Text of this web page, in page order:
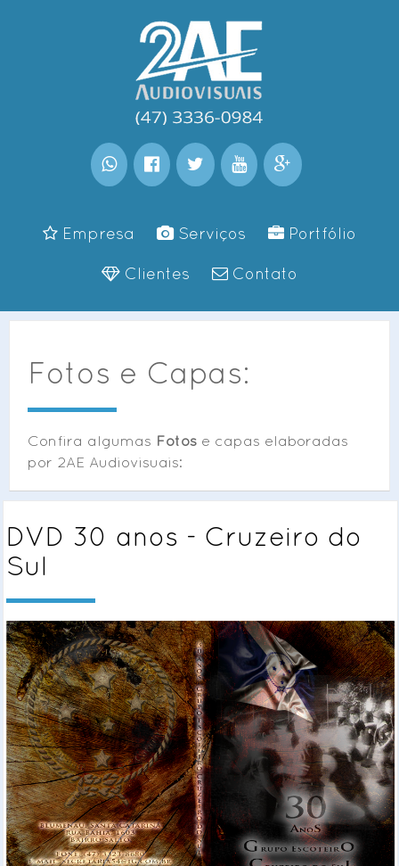
Empresa Serviços Portfólio
Clientes Contato
Fotos e Capas:
Confira algumas Fotos e capas elaboradas
por 2AE Audiovisuais:
DVD 30 anos - Cruzeiro do
Sul